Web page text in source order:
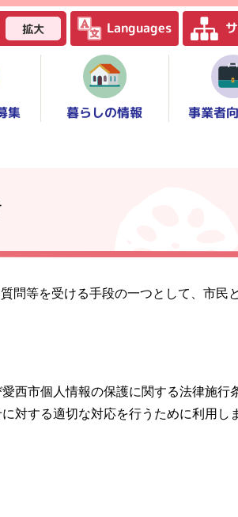
拡大 Languages
集 暮らしの情報 事業者
問等を受ける手段の一つとして、市民
西市個人情報の保護に関する法律施
対する適切な対応を行うために利用し